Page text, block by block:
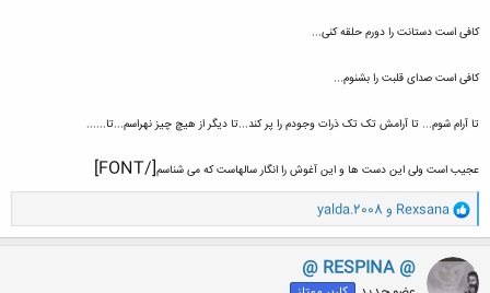
کافی است دستانت را دورم حلقه کنی...
کافی است صدای قلبت را بشنوم...
تا آرام شوم... تا آرامش تک تک ذرات وجودم را پر کند...تا دیگر از هیچ چیز نهراسم...تا......
عجیب است ولی این دست ها و این آغوش را انگار سالهاست که می شناسم[/FONT]
و
ا
ک
ن
ش
Rexsana و yalda.2008
@ RESPINA @